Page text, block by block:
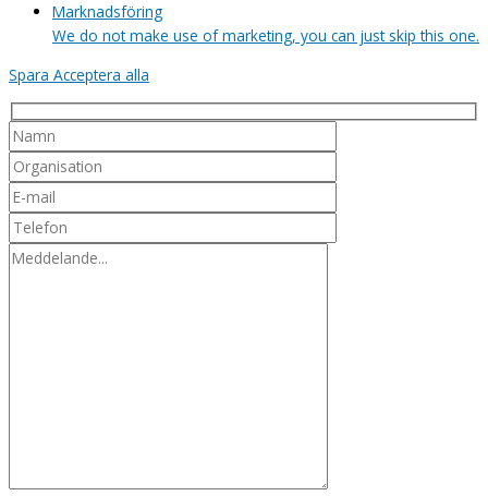
Marknadsföring
We do not make use of marketing, you can just skip this one.
Spara Acceptera alla